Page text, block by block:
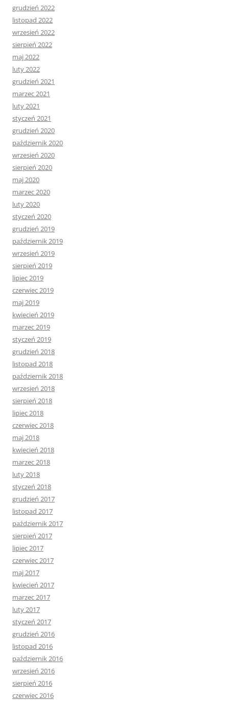
grudzień 2022
listopad 2022
wrzesień 2022
sierpień 2022
maj 2022
luty 2022
grudzień 2021
marzec 2021
luty 2021
styczeń 2021
grudzień 2020
październik 2020
wrzesień 2020
sierpień 2020
maj 2020
marzec 2020
luty 2020
styczeń 2020
grudzień 2019
październik 2019
wrzesień 2019
sierpień 2019
lipiec 2019
czerwiec 2019
maj 2019
kwiecień 2019
marzec 2019
styczeń 2019
grudzień 2018
listopad 2018
październik 2018
wrzesień 2018
sierpień 2018
lipiec 2018
czerwiec 2018
maj 2018
kwiecień 2018
marzec 2018
luty 2018
styczeń 2018
grudzień 2017
listopad 2017
październik 2017
sierpień 2017
lipiec 2017
czerwiec 2017
maj 2017
kwiecień 2017
marzec 2017
luty 2017
styczeń 2017
grudzień 2016
listopad 2016
październik 2016
wrzesień 2016
sierpień 2016
czerwiec 2016